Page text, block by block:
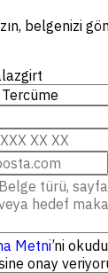
belgenizi
Metni’ni
onay